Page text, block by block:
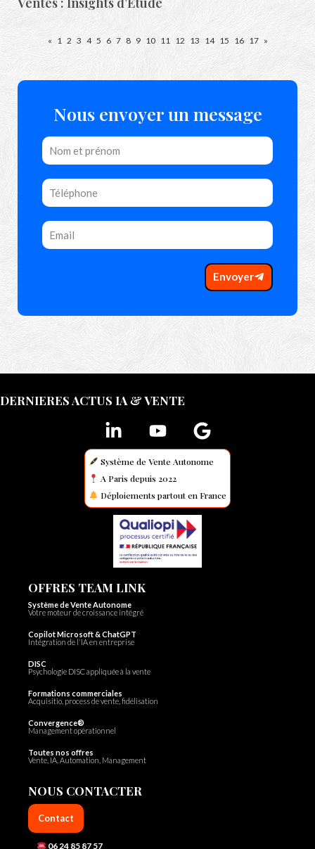
« 1 2 3 4 5 6 7 8 9 10 11 12 13 14 15 16 17 »
Nous envoyer un message
Envoyer
DERNIERES ACTUS IA & VENTE
Système de Vente Autonome
A Paris depuis 2022
Déploiements partout en France
OFFRES TEAM LINK
Système de Vente Autonome
Votre moteur de croissance intégré
Copilot Microsoft & ChatGPT
Intégration de l'IA en entreprise
DISC
Psychologie DISC appliquée à la vente
Formations commerciales
Acquisitio, process de vente, fidélisation
Convergence®
Management opérationnel
Toutes nos offres
Vente, IA, Automation, Management
NOUS CONTACTER
Contact
06 24 85 87 57